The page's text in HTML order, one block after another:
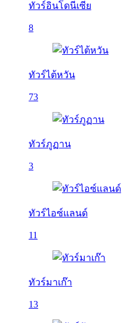
ทัวร์อินโดนีเซีย
8
ทัวร์ไต้หวัน
73
ทัวร์ภูฏาน
3
ทัวร์ไอซ์แลนด์
11
ทัวร์มาเก๊า
13